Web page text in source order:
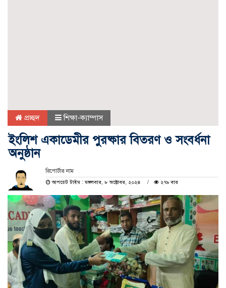
প্রচ্ছদ শিক্ষা-ক্যাম্পাস
ইংলিশ একাডেমীর পুরষ্কার বিতরণ ও সংবর্ধনা
অনুষ্ঠান
রিপোর্টার নাম
আপডেট টাইম : মঙ্গলবার, ৮ অক্টোবর, ২০২৪
২৭৯ বার